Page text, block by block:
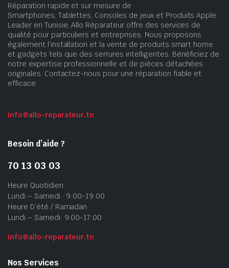
Réparation rapide et sur mesure de
Smartphones, Tablettes, Consoles de jeux et Produits Apple.
Leader en Tunisie, Allo Réparateur offre des services de
qualité pour particuliers et entreprises. Nous proposons
également l’installation et la vente de produits smart home
et gadgets tels que des serrures intelligentes. Bénéficiez de
notre expertise professionnelle et de pièces détachées
originales. Contactez-nous pour une réparation fiable et
efficace.
info@allo-reparateur.tn
Besoin d’aide ?
70 13 03 03
Heure Quotidien :
Lundi – Samedi : 9:00-19:00
Heure D’été / Ramadan :
Lundi – Samedi: 9:00-17:00
info@allo-reparateur.tn
Nos Services